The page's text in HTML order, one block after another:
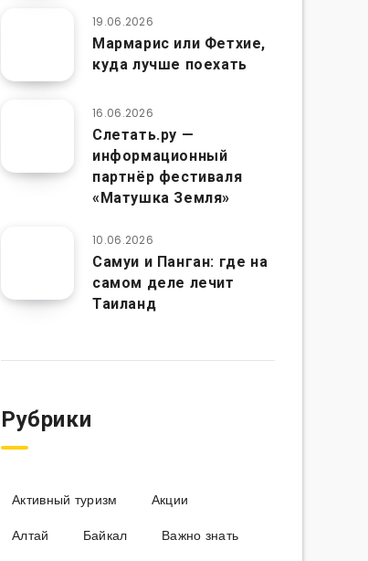
19.06.2026
Мармарис или Фетхие,
куда лучше поехать
16.06.2026
Слетать.ру —
информационный
партнёр фестиваля
«Матушка Земля»
10.06.2026
Самуи и Панган: где на
самом деле лечит
Таиланд
Рубрики
Активный туризм
Акции
Алтай
Байкал
Важно знать